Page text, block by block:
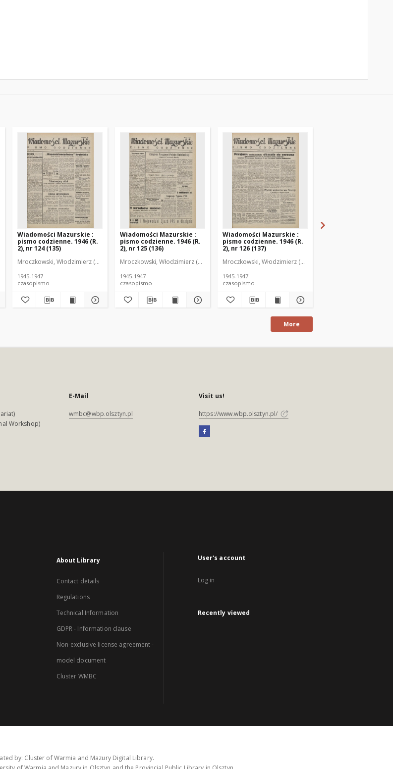
1971). Redaktor
Wiadomości Mazurskie :
pismo codzienne. 1946 (R.
2), nr 124 (135)
Mroczkowski, Włodzimierz (1902-1971). Redaktor
1945-1947
czasopismo
Wiadomości Mazurskie :
pismo codzienne. 1946 (R.
2), nr 125 (136)
Mroczkowski, Włodzimierz (1902-1971). Redaktor
1945-1947
czasopismo
Wiadomości Mazurskie :
pismo codzienne. 1946 (R.
2), nr 126 (137)
Mroczkowski, Włodzimierz (1902-1971). Redaktor
1945-1947
czasopismo
More
Workshop)
E-Mail
wmbc@wbp.olsztyn.pl
Visit us!
https://www.wbp.olsztyn.pl/
About Library
Contact details
Regulations
Technical Information
GDPR - Information clause
Non-exclusive license agreement -
model document
Cluster WMBC
User's account
Log in
Recently viewed
by: Cluster of Warmia and Mazury Digital Library.